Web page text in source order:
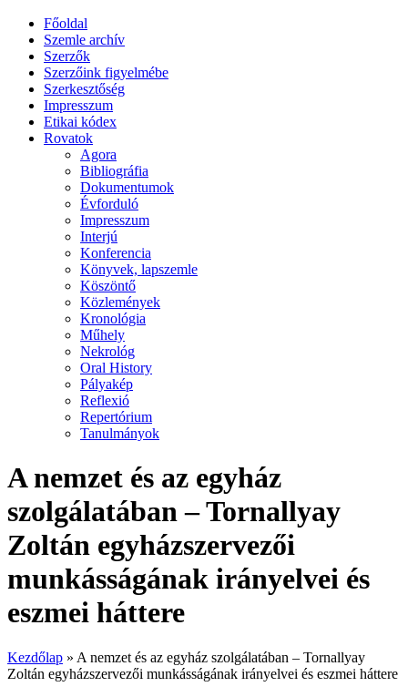
Főoldal
Szemle archív
Szerzők
Szerzőink figyelmébe
Szerkesztőség
Impresszum
Etikai kódex
Rovatok
Agora
Bibliográfia
Dokumentumok
Évforduló
Impresszum
Interjú
Konferencia
Könyvek, lapszemle
Köszöntő
Közlemények
Kronológia
Műhely
Nekrológ
Oral History
Pályakép
Reflexió
Repertórium
Tanulmányok
A nemzet és az egyház
szolgálatában – Tornallyay
Zoltán egyházszervezői
munkásságának irányelvei és
eszmei háttere
Kezdőlap » A nemzet és az egyház szolgálatában – Tornallyay
Zoltán egyházszervezői munkásságának irányelvei és eszmei háttere